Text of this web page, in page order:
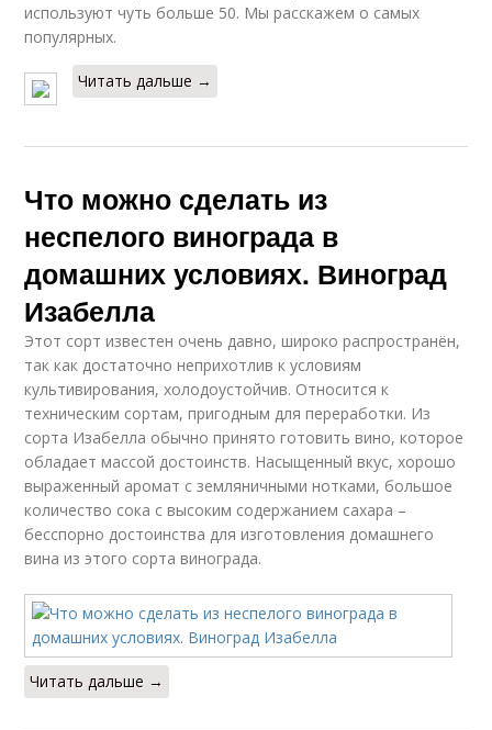
используют чуть больше 50. Мы расскажем о самых
популярных.
Читать дальше →
Что можно сделать из
неспелого винограда в
домашних условиях. Виноград
Изабелла
Этот сорт известен очень давно, широко распространён,
так как достаточно неприхотлив к условиям
культивирования, холодоустойчив. Относится к
техническим сортам, пригодным для переработки. Из
сорта Изабелла обычно принято готовить вино, которое
обладает массой достоинств. Насыщенный вкус, хорошо
выраженный аромат с земляничными нотками, большое
количество сока с высоким содержанием сахара –
бесспорно достоинства для изготовления домашнего
вина из этого сорта винограда.
Читать дальше →